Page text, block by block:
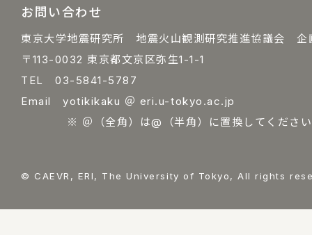
お問い合わせ
東京大学地震研究所 地震火山観測研究推進協議会 企
〒113-0032 東京都文京区弥生1-1-1
TEL 03-5841-5787
Email yotikikaku ＠ eri.u-tokyo.ac.jp
※ ＠（全角）は@（半角）に置換してくださ
© CAEVR, ERI, The University of Tokyo, All rights